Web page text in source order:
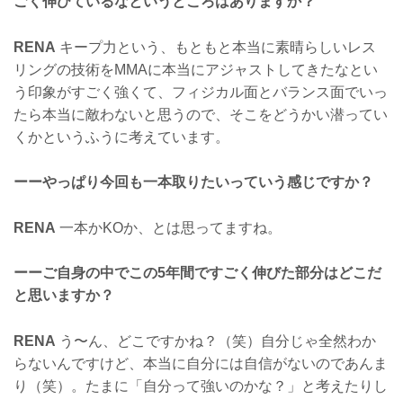
RENA キープ力という、もともと本当に素晴らしいレス
リングの技術をMMAに本当にアジャストしてきたなとい
う印象がすごく強くて、フィジカル面とバランス面でいっ
たら本当に敵わないと思うので、そこをどうかい潜ってい
くかというふうに考えています。
ーーやっぱり今回も一本取りたいっていう感じですか？
RENA 一本かKOか、とは思ってますね。
ーーご自身の中でこの5年間ですごく伸びた部分はどこだ
と思いますか？
RENA う〜ん、どこですかね？（笑）自分じゃ全然わか
らないんですけど、本当に自分には自信がないのであんま
り（笑）。たまに「自分って強いのかな？」と考えたりし